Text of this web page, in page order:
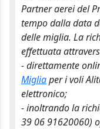
Partner aerei del
tempo dalla data
delle miglia. La
effettuata
- direttamente
Migliaper i voli
elettronico;
- inoltrando la
39 06 91620060)